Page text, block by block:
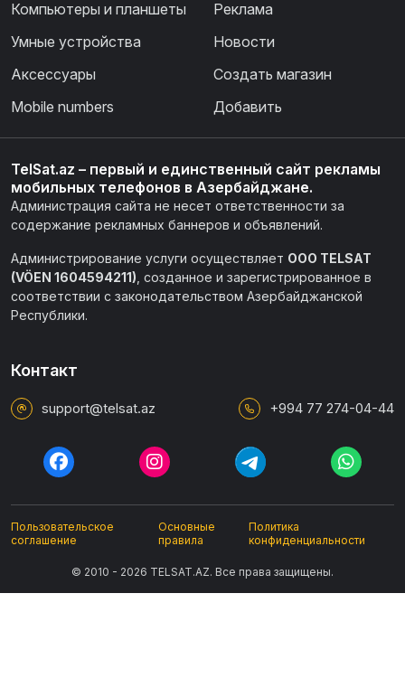
Компьютеры и планшеты
Умные устройства
Аксессуары
Mobile numbers
Реклама
Новости
Создать магазин
Добавить
TelSat.az – первый и единственный сайт рекламы
мобильных телефонов в Азербайджане.
Администрация сайта не несет ответственности за
содержание рекламных баннеров и объявлений.
Администрирование услуги осуществляет ООО TELSAT
(VÖEN 1604594211) , созданное и зарегистрированное в
соответствии с законодательством Азербайджанской
Республики.
Контакт
support@telsat.az +994 77 274-04-44
© 2010 - 2026 TELSAT.AZ. Все права защищены.
Пользовательское
соглашение
Основные
правила
Политика
конфиденциальности